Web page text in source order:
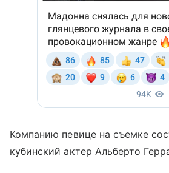
Компанию певице на съемке
кубинский актер Альберто